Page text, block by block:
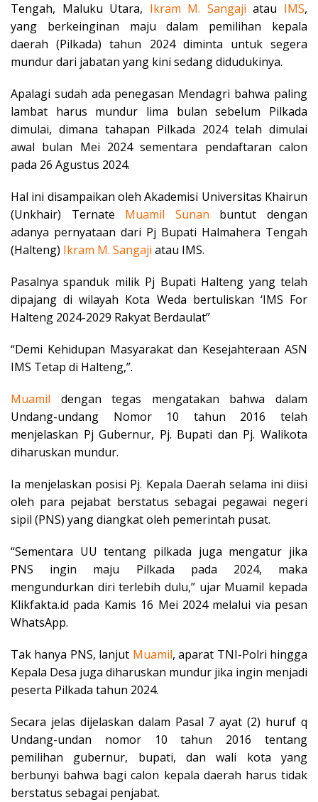
Tengah, Maluku Utara, Ikram M. Sangaji atau IMS,
yang berkeinginan maju dalam pemilihan kepala
daerah (Pilkada) tahun 2024 diminta untuk segera
mundur dari jabatan yang kini sedang didudukinya.
Apalagi sudah ada penegasan Mendagri bahwa paling
lambat harus mundur lima bulan sebelum Pilkada
dimulai, dimana tahapan Pilkada 2024 telah dimulai
awal bulan Mei 2024 sementara pendaftaran calon
pada 26 Agustus 2024.
Hal ini disampaikan oleh Akademisi Universitas Khairun
(Unkhair) Ternate Muamil Sunan buntut dengan
adanya pernyataan dari Pj Bupati Halmahera Tengah
(Halteng) Ikram M. Sangaji atau IMS.
Pasalnya spanduk milik Pj Bupati Halteng yang telah
dipajang di wilayah Kota Weda bertuliskan ‘IMS For
Halteng 2024-2029 Rakyat Berdaulat”
“Demi Kehidupan Masyarakat dan Kesejahteraan ASN
IMS Tetap di Halteng,”.
Muamil dengan tegas mengatakan bahwa dalam
Undang-undang Nomor 10 tahun 2016 telah
menjelaskan Pj Gubernur, Pj. Bupati dan Pj. Walikota
diharuskan mundur.
Ia menjelaskan posisi Pj. Kepala Daerah selama ini diisi
oleh para pejabat berstatus sebagai pegawai negeri
sipil (PNS) yang diangkat oleh pemerintah pusat.
“Sementara UU tentang pilkada juga mengatur jika
PNS ingin maju Pilkada pada 2024, maka
mengundurkan diri terlebih dulu,” ujar Muamil kepada
Klikfakta.id pada Kamis 16 Mei 2024 melalui via pesan
WhatsApp.
Tak hanya PNS, lanjut Muamil, aparat TNI-Polri hingga
Kepala Desa juga diharuskan mundur jika ingin menjadi
peserta Pilkada tahun 2024.
Secara jelas dijelaskan dalam Pasal 7 ayat (2) huruf q
Undang-undan nomor 10 tahun 2016 tentang
pemilihan gubernur, bupati, dan wali kota yang
berbunyi bahwa bagi calon kepala daerah harus tidak
berstatus sebagai penjabat.